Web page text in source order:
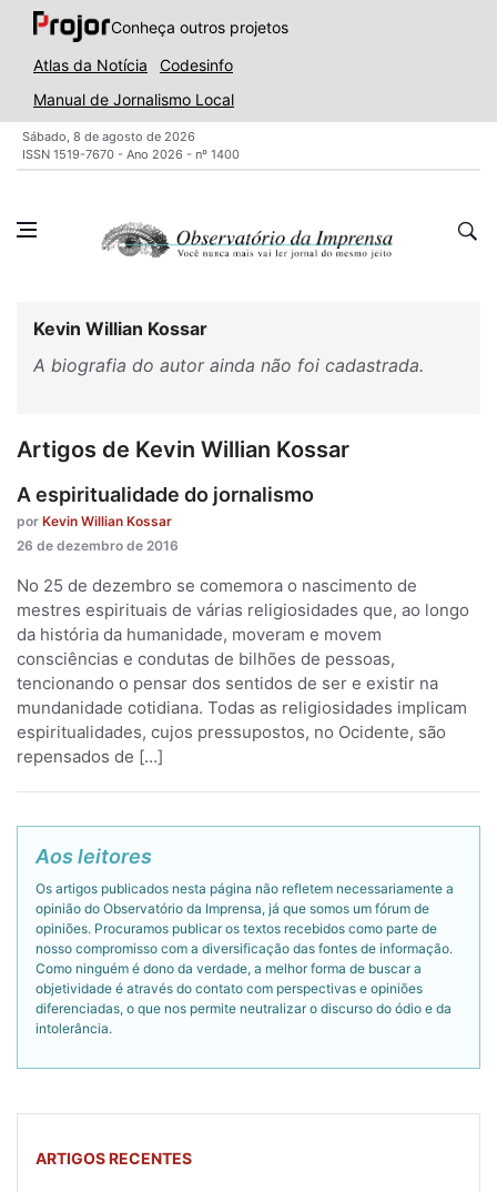
Conheça outros projetos
Atlas da Notícia
Codesinfo
Manual de Jornalismo Local
Sábado, 8 de agosto de 2026
ISSN 1519-7670 - Ano 2026 - nº 1400
Kevin Willian Kossar
A biografia do autor ainda não foi cadastrada.
Artigos de Kevin Willian Kossar
A espiritualidade do jornalismo
por Kevin Willian Kossar
26 de dezembro de 2016
No 25 de dezembro se comemora o nascimento de
mestres espirituais de várias religiosidades que, ao longo
da história da humanidade, moveram e movem
consciências e condutas de bilhões de pessoas,
tencionando o pensar dos sentidos de ser e existir na
mundanidade cotidiana. Todas as religiosidades implicam
espiritualidades, cujos pressupostos, no Ocidente, são
repensados de […]
Aos leitores
Os artigos publicados nesta página não refletem necessariamente a
opinião do Observatório da Imprensa, já que somos um fórum de
opiniões. Procuramos publicar os textos recebidos como parte de
nosso compromisso com a diversificação das fontes de informação.
Como ninguém é dono da verdade, a melhor forma de buscar a
objetividade é através do contato com perspectivas e opiniões
diferenciadas, o que nos permite neutralizar o discurso do ódio e da
intolerância.
ARTIGOS RECENTES